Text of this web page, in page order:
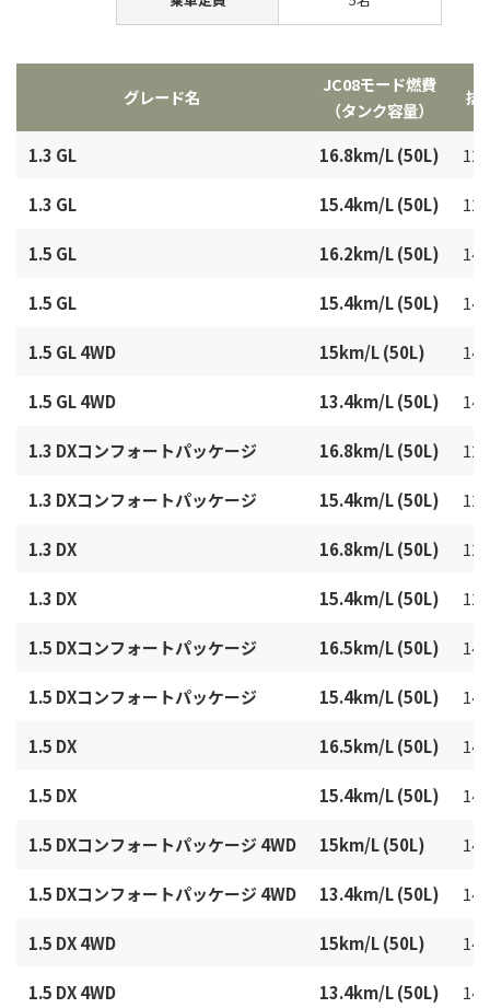
グレード名
JC08モード燃費
（タンク容量）
排
1.3 GL 16.8km/L (50L)
1.3 GL 15.4km/L (50L)
1.5 GL 16.2km/L (50L)
1.5 GL 15.4km/L (50L)
1.5 GL 4WD 15km/L (50L)
1.5 GL 4WD 13.4km/L (50L)
1.3 DXコンフォートパッケージ 16.8km/L (50L)
1.3 DXコンフォートパッケージ 15.4km/L (50L)
1.3 DX 16.8km/L (50L)
1.3 DX 15.4km/L (50L)
1.5 DXコンフォートパッケージ 16.5km/L (50L)
1.5 DXコンフォートパッケージ 15.4km/L (50L)
1.5 DX 16.5km/L (50L)
1.5 DX 15.4km/L (50L)
1.5 DXコンフォートパッケージ 4WD 15km/L (50L)
1.5 DXコンフォートパッケージ 4WD 13.4km/L (50L)
1.5 DX 4WD 15km/L (50L)
1.5 DX 4WD 13.4km/L (50L)